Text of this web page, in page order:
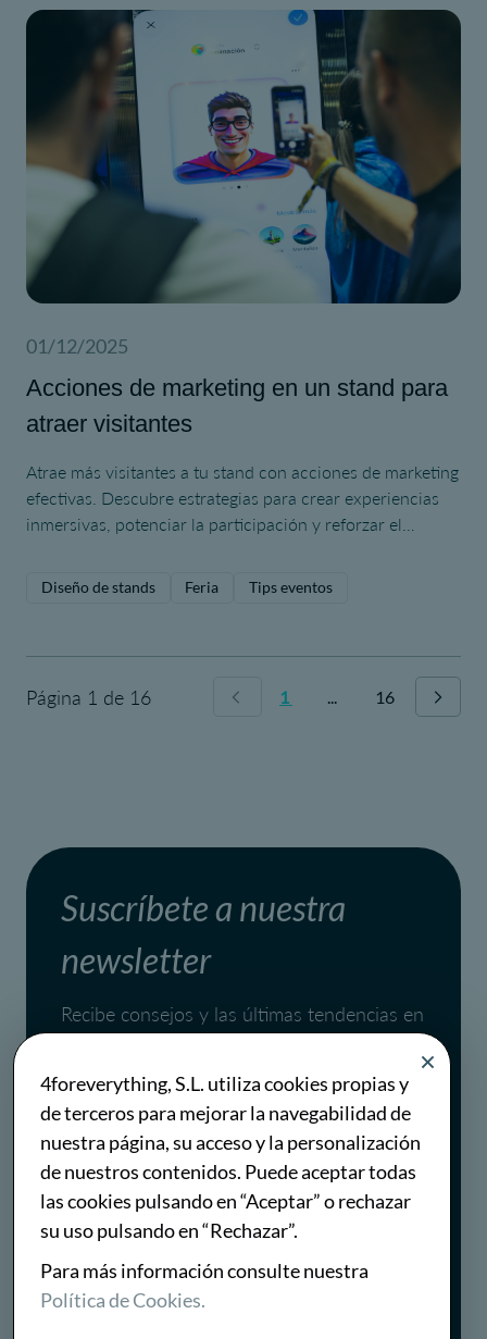
4foreverything, S.L. utiliza cookies propias y
de terceros para mejorar la navegabilidad de
nuestra página, su acceso y la personalización
de nuestros contenidos. Puede aceptar todas
las cookies pulsando en “Aceptar” o rechazar
su uso pulsando en “Rechazar”.
Para más información consulte nuestra
Política de Cookies.
01/12/2025
Acciones de marketing en un stand para
atraer visitantes
Atrae más visitantes a tu stand con acciones de marketing
efectivas. Descubre estrategias para crear experiencias
inmersivas, potenciar la participación y reforzar el
Diseño de stands Feria Tips eventos
Página 1 de 16 1 ... 16
Suscríbete a nuestra
newsletter
Recibe consejos y las últimas tendencias en
Al suscribirte, aceptas lapolítica de privacidad.
Puedes darte de baja en cualquier momento.
Suscribirse